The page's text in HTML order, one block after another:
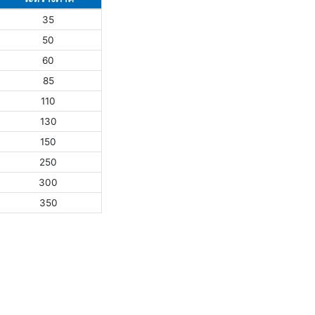
35
50
60
85
110
130
150
250
300
350